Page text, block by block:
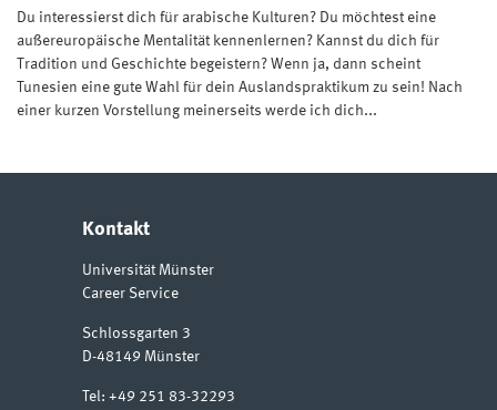
Du interessierst dich für arabische Kulturen? Du möchtest eine
außereuropäische Mentalität kennenlernen? Kannst du dich für
Tradition und Geschichte begeistern? Wenn ja, dann scheint
Tunesien eine gute Wahl für dein Auslandspraktikum zu sein! Nach
einer kurzen Vorstellung meinerseits werde ich dich...
Kontakt
Universität Münster
Career Service
Schlossgarten 3
D-48149 Münster
Tel: +49 251 83-32293